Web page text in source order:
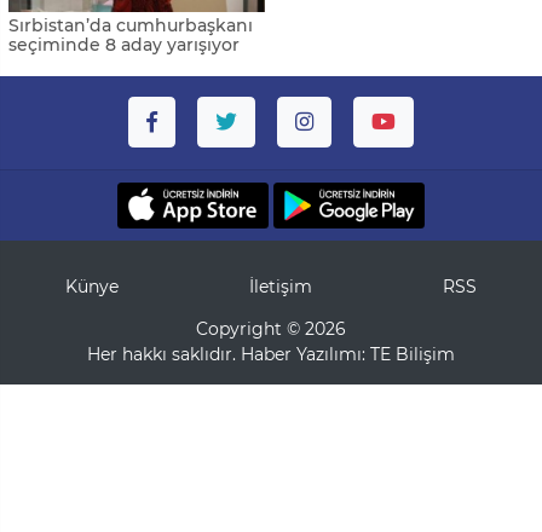
Sırbistan’da cumhurbaşkanı
seçiminde 8 aday yarışıyor
Künye İletişim
RSS
Copyright © 2026
Her hakkı saklıdır. Haber Yazılımı: TE Bilişim